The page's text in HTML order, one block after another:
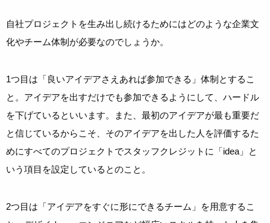
自社プロジェクトを生み出し続けるためにはどのような企業文
化やチーム体制が必要なのでしょうか。
1つ目は「良いアイデアさえあれば参加できる」体制とするこ
と。アイデアを出すだけでも参加できるようにして、ハードル
を下げているといいます。また、最初のアイデアが最も重要だ
と信じているからこそ、そのアイデアを出した人を評価するた
めにすべてのプロジェクトでスタッフクレジットに「idea」と
いう項目を設定しているとのこと。
2つ目は「アイデアをすぐに形にできるチーム」を用意するこ